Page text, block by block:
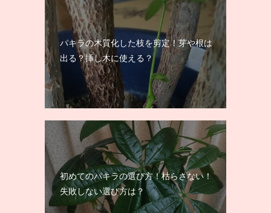
パキラの木質化した枝を剪定！芽や根は
出る？挿し木に使える？
初めてのパキラの選び方！枯らさない！
失敗しない選び方は？